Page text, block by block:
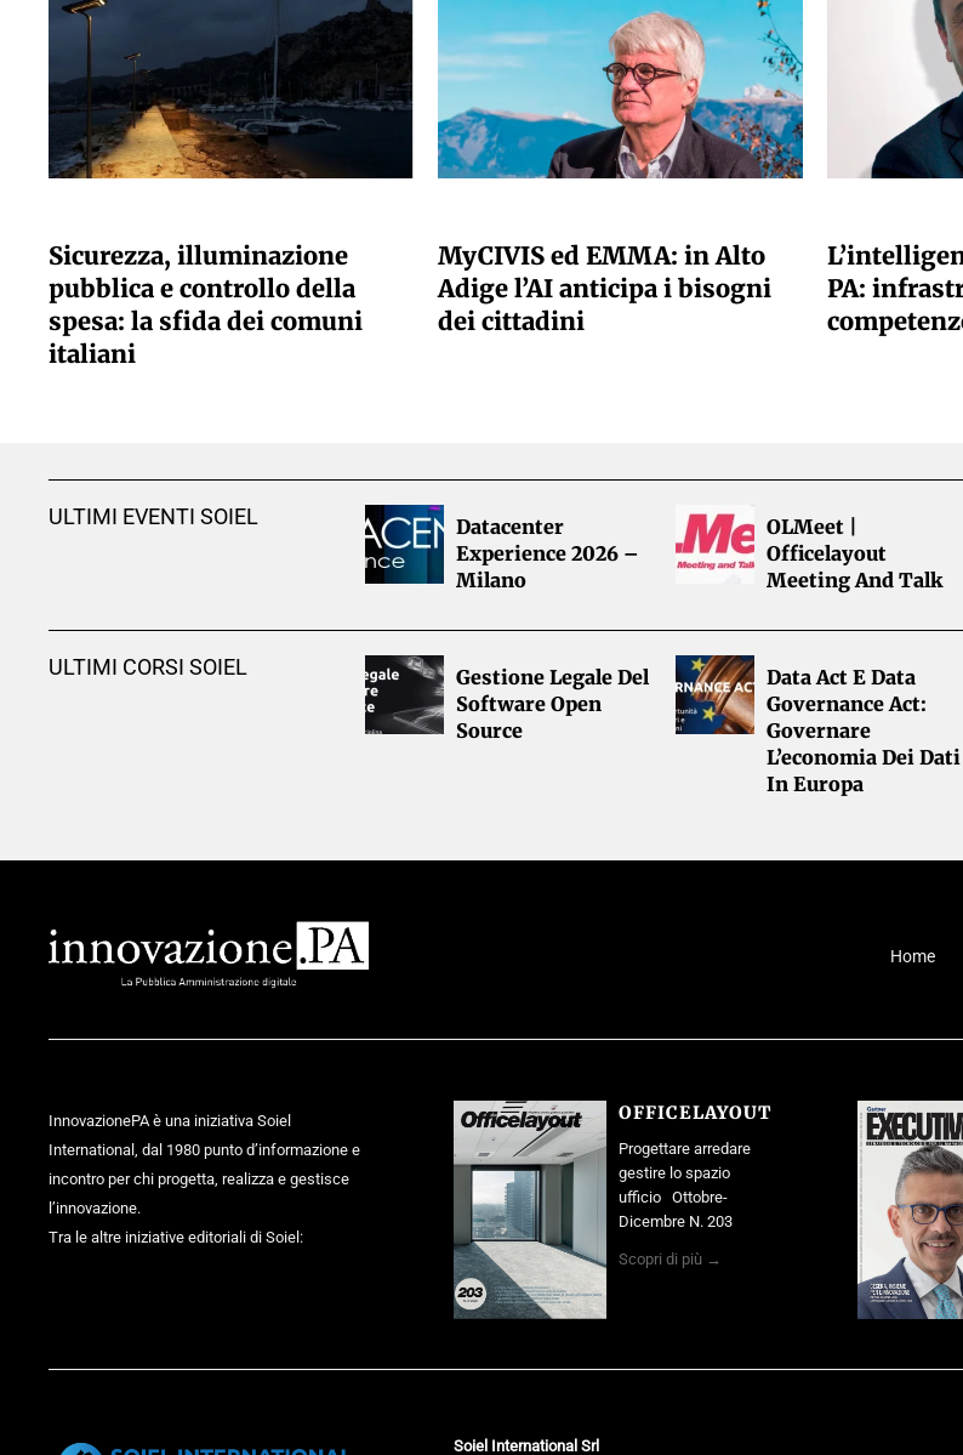
Sicurezza, illuminazione
pubblica e controllo della
spesa: la sfida dei comuni
italiani
MyCIVIS ed EMMA: in Alto
Adige l’AI anticipa i bisogni
dei cittadini
PA:
ULTIMI EVENTI SOIEL
Datacenter
Experience 2026 –
Milano
OLMeet |
Officelayout
Meeting And Talk
ULTIMI CORSI SOIEL
Gestione Legale Del
Software Open
Source
Data Act E Data
Governance Act:
Governare
L’economia Dei Dati
In Europa
Home
InnovazionePA è una iniziativa Soiel
International, dal 1980 punto d’informazione e
incontro per chi progetta, realizza e gestisce
l’innovazione.
Tra le altre iniziative editoriali di Soiel:
OFFICELAYOUT
Progettare arredare
gestire lo spazio
ufficio Ottobre-
Dicembre N. 203
Scopri di più →
Soiel International Srl